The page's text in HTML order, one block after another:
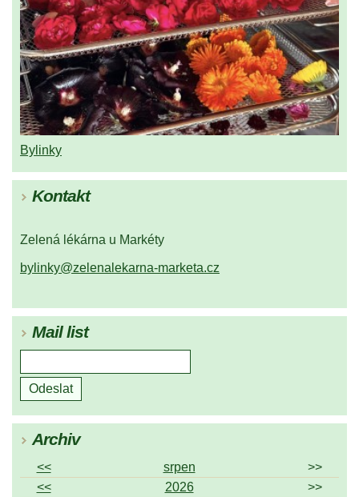
Bylinky
Kontakt
Zelená lékárna u Markéty
bylinky@zelenalekarna-marketa.cz
Mail list
Archiv
<< srpen
>>
<<
2026
>>